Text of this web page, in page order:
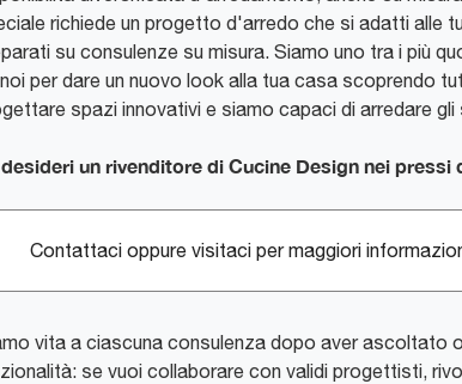
richiede un progetto d'arredo che si adatti alle
su consulenze su misura. Siamo uno tra i più
per dare un nuovo look alla tua casa scoprendo
spazi innovativi e siamo capaci di arredare
desideri un rivenditore di Cucine Design nei
Contattaci oppure visitaci per maggiori
vita a ciascuna consulenza dopo aver ascoltato
se vuoi collaborare con validi progettisti,